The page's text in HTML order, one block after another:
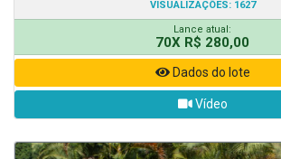
VISUALIZAÇÕES: 1627
Lance atual:
70X R$ 280,00
Dados do lote
Vídeo